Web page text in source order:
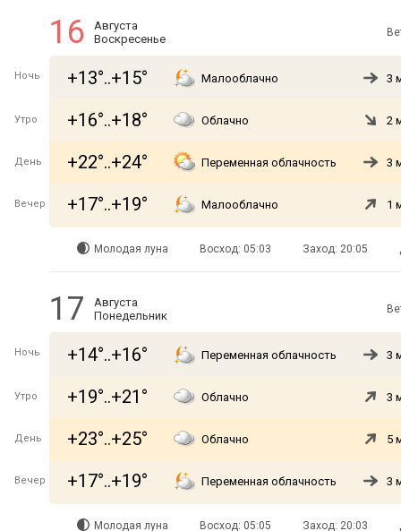
16
Августа
Воскресенье
Ночь +13°..+15° Малооблачно 3
Утро +16°..+18° Облачно 2
День +22°..+24° Переменная облачность 3
Вечер +17°..+19° Малооблачно 1
Молодая луна Восход: 05:03 Заход: 20:05
17
Августа
Понедельник
Ночь +14°..+16° Переменная облачность 3
Утро +19°..+21° Облачно 3
День +23°..+25° Облачно 5
Вечер +17°..+19° Переменная облачность 3
Молодая луна Восход: 05:05 Заход: 20:03